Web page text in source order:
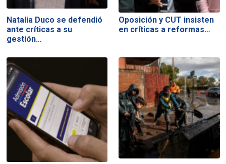
Natalia Duco se defendió
ante críticas a su
gestión…
Oposición y CUT insisten
en críticas a reformas…